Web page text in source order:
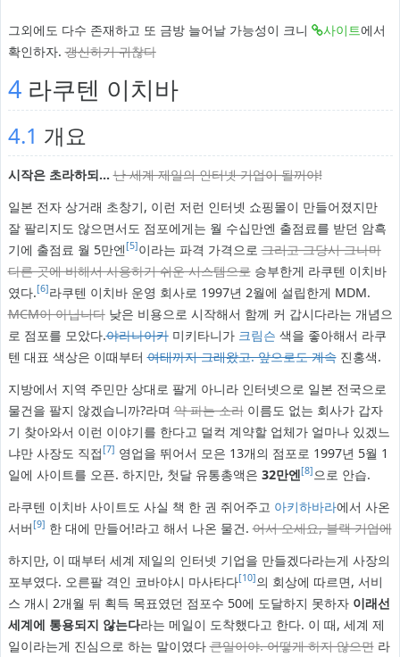
그외에도 다수 존재하고 또 금방 늘어날 가능성이 크니 사이트에서
확인하자.갱신하기 귀찮다
4라쿠텐 이치바
4.1 개요
시작은 초라하되... 난 세계 제일의 인터넷 기업이 될꺼야!
일본 전자 상거래 초창기, 이런 저런 인터넷 쇼핑몰이 만들어졌지만
잘 팔리지도 않으면서도 점포에게는 월 수십만엔 출점료를 받던 암흑
기에 출점료 월 5만엔[5]이라는 파격 가격으로그리고 그당시 그나마
다른 곳에 비해서 사용하기 쉬운 시스템으로승부한게 라쿠텐 이치바
였다.[6]라쿠텐 이치바 운영 회사로 1997년 2월에 설립한게 MDM.
MCM이 아닙니다낮은 비용으로 시작해서 함께 커 갑시다라는 개념으
로 점포를 모았다.야라나이카미키타니가 크림슨 색을 좋아해서 라쿠
텐 대표 색상은 이때부터여태까지 그래왔고. 앞으로도 계속진홍색.
지방에서 지역 주민만 상대로 팔게 아니라 인터넷으로 일본 전국으로
물건을 팔지 않겠습니까?라며약 파는 소리이름도 없는 회사가 갑자
기 찾아와서 이런 이야기를 한다고 덜컥 계약할 업체가 얼마나 있겠느
냐만 사장도 직접[7] 영업을 뛰어서 모은 13개의 점포로 1997년 5월 1
일에 사이트를 오픈. 하지만, 첫달 유통총액은 32만엔[8] 으로 안습.
라쿠텐 이치바 사이트도 사실 책 한 권 쥐어주고 아키하바라에서 사온
서버[9] 한 대에 만들어!라고 해서 나온 물건.어서 오세요, 블랙 기업에
하지만, 이 때부터 세계 제일의 인터넷 기업을 만들겠다라는게 사장의
포부였다. 오른팔 격인 코바야시 마사타다[10]의 회상에 따르면, 서비
스 개시 2개월 뒤 획득 목표였던 점포수 50에 도달하지 못하자 이래선
세계에 통용되지 않는다라는 메일이 도착했다고 한다. 이 때, 세계 제
일이라는게 진심으로 하는 말이였다큰일이야. 어떻게 하지 않으면라